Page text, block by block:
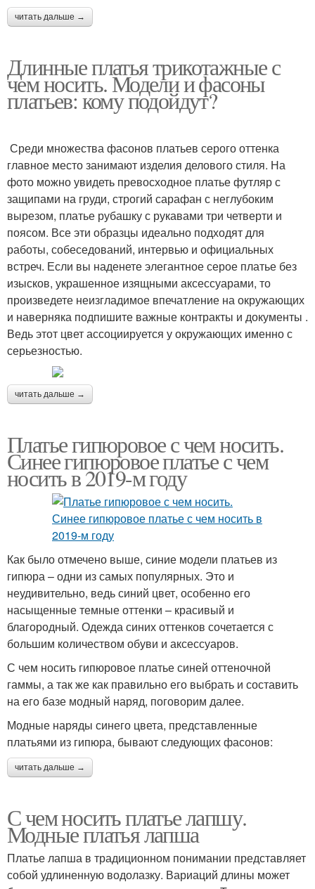
читать дальше →
Длинные платья трикотажные с
чем носить. Модели и фасоны
платьев: кому подойдут?
Среди множества фасонов платьев серого оттенка
главное место занимают изделия делового стиля. На
фото можно увидеть превосходное платье футляр с
защипами на груди, строгий сарафан с неглубоким
вырезом, платье рубашку с рукавами три четверти и
поясом. Все эти образцы идеально подходят для
работы, собеседований, интервью и официальных
встреч. Если вы наденете элегантное серое платье без
изысков, украшенное изящными аксессуарами, то
произведете неизгладимое впечатление на окружающих
и наверняка подпишите важные контракты и документы .
Ведь этот цвет ассоциируется у окружающих именно с
серьезностью.
читать дальше →
Платье гипюровое с чем носить.
Синее гипюровое платье с чем
носить в 2019-м году
Как было отмечено выше, синие модели платьев из
гипюра – одни из самых популярных. Это и
неудивительно, ведь синий цвет, особенно его
насыщенные темные оттенки – красивый и
благородный. Одежда синих оттенков сочетается с
большим количеством обуви и аксессуаров.
С чем носить гипюровое платье синей оттеночной
гаммы, а так же как правильно его выбрать и составить
на его базе модный наряд, поговорим далее.
Модные наряды синего цвета, представленные
платьями из гипюра, бывают следующих фасонов:
читать дальше →
С чем носить платье лапшу.
Модные платья лапша
Платье лапша в традиционном понимании представляет
собой удлиненную водолазку. Вариаций длины может